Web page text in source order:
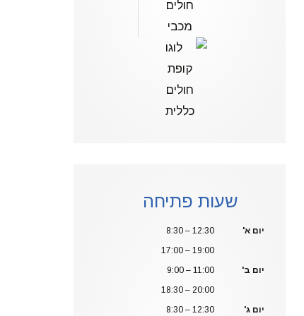
שעות פתיחה
יום א'
8:30 – 12:30
17:00 – 19:00
יום ב'
9:00 – 11:00
18:30 – 20:00
יום ג'
8:30 – 12:30